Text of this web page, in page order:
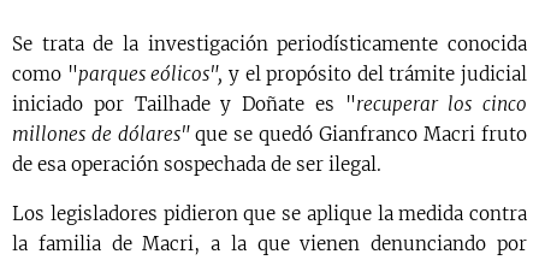
Se trata de la investigación periodísticamente conocida
como "parques eólicos", y el propósito del trámite judicial
iniciado por Tailhade y Doñate es "recuperar los cinco
millones de dólares"que se quedó Gianfranco Macri fruto
de esa operación sospechada de ser ilegal.
Los legisladores pidieron que se aplique la medida contra
la familia de Macri, a la que vienen denunciando por